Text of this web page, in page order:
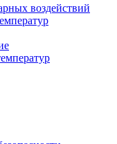
воздействий